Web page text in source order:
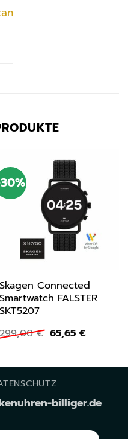
Skagen Connected
Smartwatch FALSTER
SKT5207
€ Ursprünglicher
Preis
65,65 €Aktueller
billiger.de